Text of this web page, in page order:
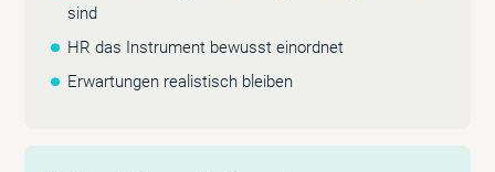
sind
HR das Instrument bewusst einordnet
Erwartungen realistisch bleiben